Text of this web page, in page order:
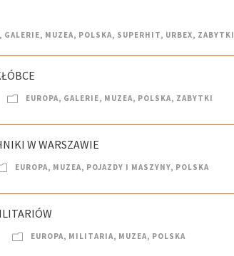
, GALERIE, MUZEA, POLSKA, SUPERHIT, URBEX, ZABYTKI
EUROPA, GALERIE, MUZEA, POLSKA, ZABYTKI
W WARSZAWIE
EUROPA, MUZEA, POJAZDY I MASZYNY, POLSKA
EUROPA, MILITARIA, MUZEA, POLSKA